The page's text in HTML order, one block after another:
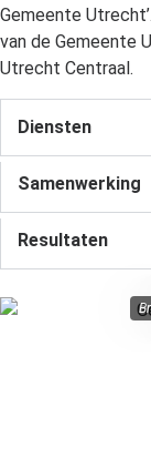
Gemeente
van de Gemeente
Utrecht Centraal.
Diensten
Samenwerking
Resultaten